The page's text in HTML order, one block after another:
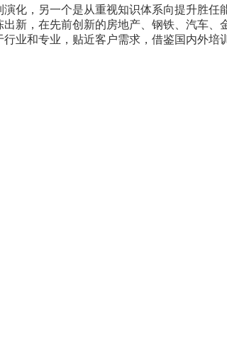
，另一个是从重视知识体系向提升胜任
新，在先前创新的房地产、钢铁、汽车
业和专业，贴近客户需求，借鉴国内外培